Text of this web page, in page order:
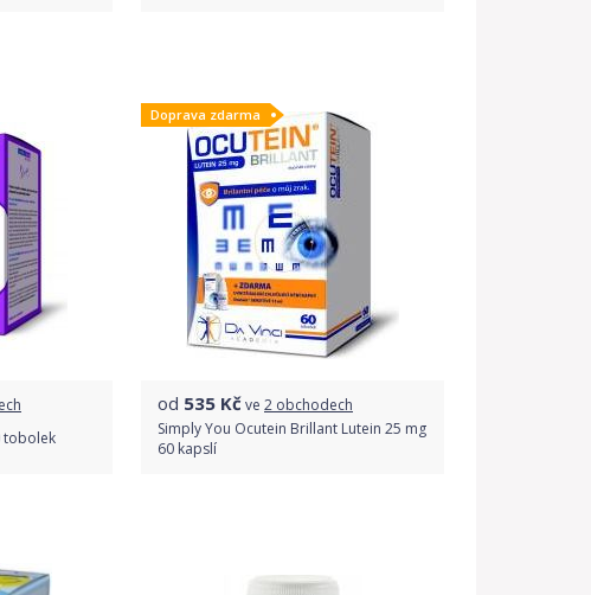
Detail produktu
tobolek
Doprava zdarma
od 535 Kčve 2 obchodech
Simply You Ocutein Brillant Lutein 25 mg
60 kapslí